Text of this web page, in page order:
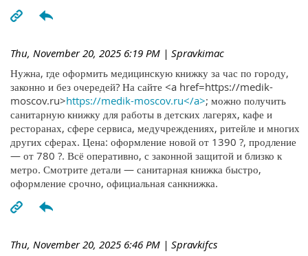
Thu, November 20, 2025 6:19 PM | Spravkimac
Нужна, где оформить медицинскую книжку за час по городу,
законно и без очередей? На сайте <a href=https://medik-
moscov.ru>https://medik-moscov.ru</a>; можно получить
санитарную книжку для работы в детских лагерях, кафе и
ресторанах, сфере сервиса, медучреждениях, ритейле и многих
других сферах. Цена: оформление новой от 1390 ?, продление
— от 780 ?. Всё оперативно, с законной защитой и близко к
метро. Смотрите детали — санитарная книжка быстро,
оформление срочно, официальная санкнижка.
Thu, November 20, 2025 6:46 PM | Spravkifcs